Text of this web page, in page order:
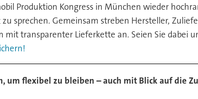
Produktion Kongress in München wieder
sprechen. Gemeinsam streben Hersteller,
transparenter Lieferkette an. Seien Sie dabei
um flexibel zu bleiben – auch mit Blick auf die